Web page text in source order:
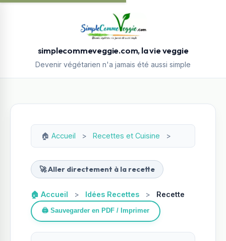
simplecommeveggie.com, la vie veggie
Devenir végétarien n'a jamais été aussi simple
🏠 Accueil > Recettes et Cuisine >
🚀 Aller directement à la recette
🏠 Accueil > Idées Recettes > Recette
🖨️ Sauvegarder en PDF / Imprimer